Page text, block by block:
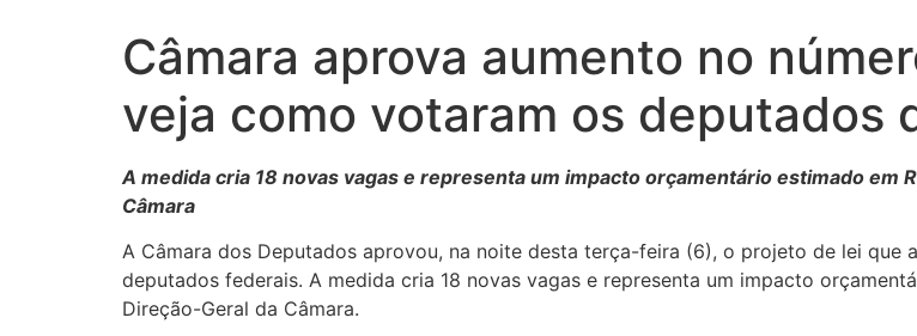
Câmara aprova aumento no
veja como votaram os deputados
A medida cria 18 novas vagas e representa um impacto orçamentário estimado em
Câmara
A Câmara dos Deputados aprovou, na noite desta terça-feira (6), o projeto de lei que
deputados federais. A medida cria 18 novas vagas e representa um impacto
Direção-Geral da Câmara.